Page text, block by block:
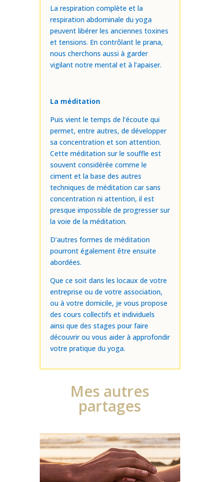
La respiration complète et la
respiration abdominale du yoga
peuvent libérer les anciennes toxines
et tensions. En contrôlant le prana,
nous cherchons aussi à garder
vigilant notre mental et à l’apaiser.
La méditation
Puis vient le temps de l’écoute qui
permet, entre autres, de développer
sa concentration et son attention.
Cette méditation sur le souffle est
souvent considérée comme le
ciment et la base des autres
techniques de méditation car sans
concentration ni attention, il est
presque impossible de progresser sur
la voie de la méditation.
D’autres formes de méditation
pourront également être ensuite
abordées.
Que ce soit dans les locaux de votre
entreprise ou de votre association,
ou à votre domicile, je vous propose
des cours collectifs et individuels
ainsi que des stages pour faire
découvrir ou vous aider à approfondir
votre pratique du yoga.
Mes autres
partages